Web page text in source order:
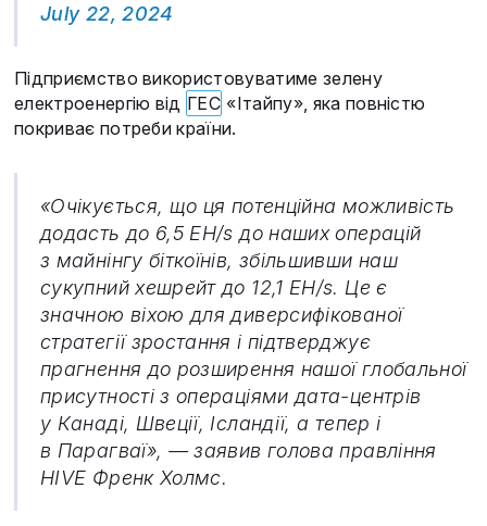
July 22, 2024
Підприємство використовуватиме зелену
електроенергію від ГЕС «Ітайпу», яка повністю
покриває потреби країни.
«Очікується, що ця потенційна можливість
додасть до 6,5 EH/s до наших операцій
з майнінгу біткоїнів, збільшивши наш
сукупний хешрейт до 12,1 EH/s. Це є
значною віхою для диверсифікованої
стратегії зростання і підтверджує
прагнення до розширення нашої глобальної
присутності з операціями дата-центрів
у Канаді, Швеції, Ісландії, а тепер і
в Парагваї», — заявив голова правління
HIVE Френк Холмс.